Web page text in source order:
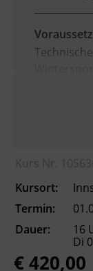
und
Kurs Nr.
Kursort:
Termin:
Dauer:
16
Di
€ 420,00